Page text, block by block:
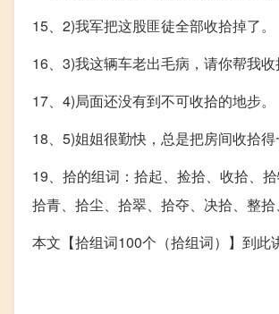
15、2)我军把这股匪徒全部收拾掉了。
16、3)我这辆车老出毛病，请你帮我收
17、4)局面还没有到不可收拾的地步。
18、5)姐姐很勤快，总是把房间收拾得
19、拾的组词：拾起、捡拾、收拾、
拾青、拾尘、拾翠、拾夺、决拾、整
本文【拾组词100个（拾组词）】到此